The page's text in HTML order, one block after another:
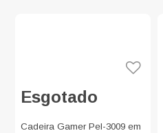
Esgotado
Cadeira Gamer Pel-3009 em